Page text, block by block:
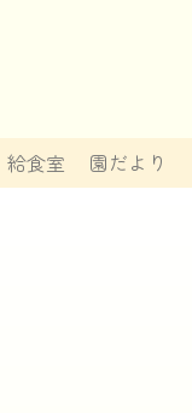
給食室 園だより